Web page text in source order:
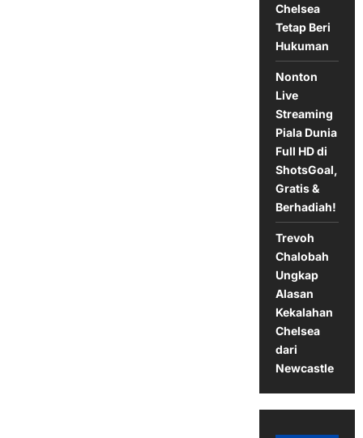
Chelsea
Tetap Beri
Hukuman
Nonton
Live
Streaming
Piala Dunia
Full HD di
ShotsGoal,
Gratis &
Berhadiah!
Trevoh
Chalobah
Ungkap
Alasan
Kekalahan
Chelsea
dari
Newcastle